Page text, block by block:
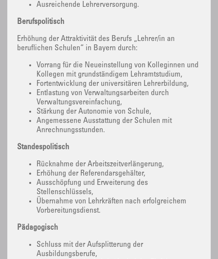
Ausreichende Lehrerversorgung.
Berufspolitisch
Erhöhung der Attraktivität des Berufs „Lehrer/in an
beruflichen Schulen“ in Bayern durch:
Vorrang für die Neueinstellung von Kolleginnen und
Kollegen mit grundständigem Lehramtstudium,
Fortentwicklung der universitären Lehrerbildung,
Entlastung von Verwaltungsarbeiten durch
Verwaltungsvereinfachung,
Stärkung der Autonomie von Schule,
Angemessene Ausstattung der Schulen mit
Anrechnungsstunden.
Standespolitisch
Rücknahme der Arbeitszeitverlängerung,
Erhöhung der Referendarsgehälter,
Ausschöpfung und Erweiterung des
Stellenschlüssels,
Übernahme von Lehrkräften nach erfolgreichem
Vorbereitungsdienst.
Pädagogisch
Schluss mit der Aufsplitterung der
Ausbildungsberufe,